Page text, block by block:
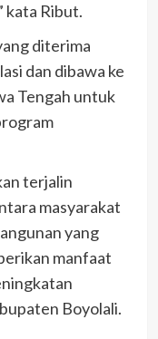
kata Ribut.
diterima
dan dibawa ke
Tengah untuk
terjalin
masyarakat
yang
manfaat
Boyolali.